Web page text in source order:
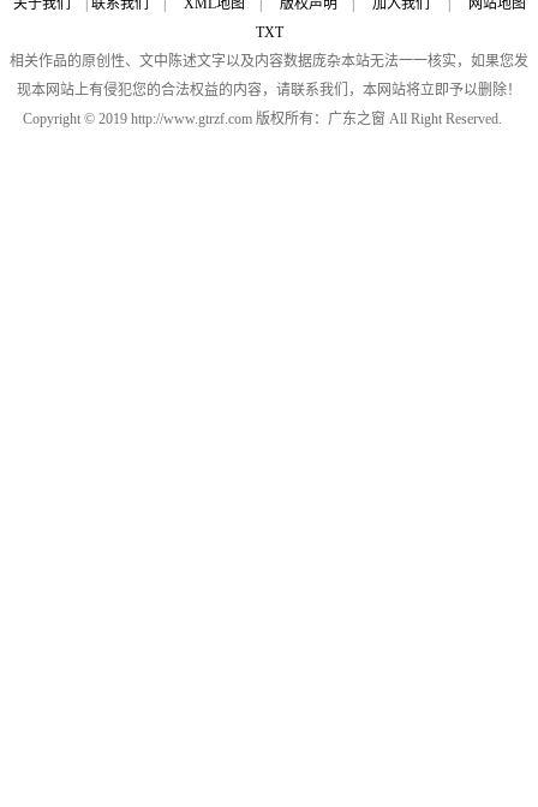
关于我们 联系我们 XML地图 版权声明 加入我们
网站地图
TXT
相关作品的原创性、文中陈述文字以及内容数据庞杂本站无法一一核实，如果您发
现本网站上有侵犯您的合法权益的内容，请联系我们，本网站将立即予以删除！
Copyright © 2019 http://www.gtrzf.com 版权所有：广东之窗 All Right Reserved.